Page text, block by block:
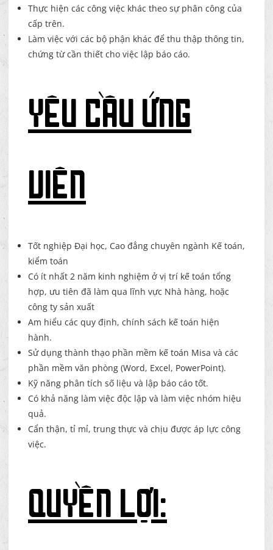
Thực hiện các công việc khác theo sự phân công của
cấp trên.
Làm việc với các bộ phận khác để thu thập thông tin,
chứng từ cần thiết cho việc lập báo cáo.
YÊU CẦU ỨNG
VIÊN
Tốt nghiệp Đại học, Cao đẳng chuyên ngành Kế toán,
kiểm toán
Có ít nhất 2 năm kinh nghiệm ở vị trí kế toán tổng
hợp, ưu tiên đã làm qua lĩnh vực Nhà hàng, hoặc
công ty sản xuất
Am hiểu các quy định, chính sách kế toán hiện
hành.
Sử dụng thành thạo phần mềm kế toán Misa và các
phần mềm văn phòng (Word, Excel, PowerPoint).
Kỹ năng phân tích số liệu và lập báo cáo tốt.
Có khả năng làm việc độc lập và làm việc nhóm hiệu
quả.
Cẩn thận, tỉ mỉ, trung thực và chịu được áp lực công
việc.
QUYỀN LỢI: